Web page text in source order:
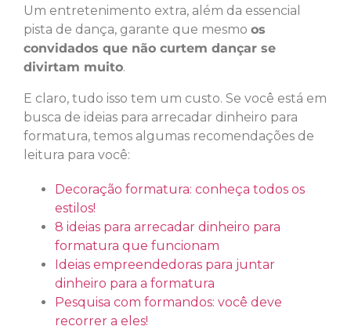
Um entretenimento extra, além da essencial
pista de dança, garante que mesmo os
convidados que não curtem dançar se
divirtam muito.
E claro, tudo isso tem um custo. Se você está em
busca de ideias para arrecadar dinheiro para
formatura, temos algumas recomendações de
leitura para você:
Decoração formatura: conheça todos os
estilos!
8 ideias para arrecadar dinheiro para
formatura que funcionam
Ideias empreendedoras para juntar
dinheiro para a formatura
Pesquisa com formandos: você deve
recorrer a eles!